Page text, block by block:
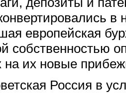
в
европейская
собственностью
на их новые
Россия в